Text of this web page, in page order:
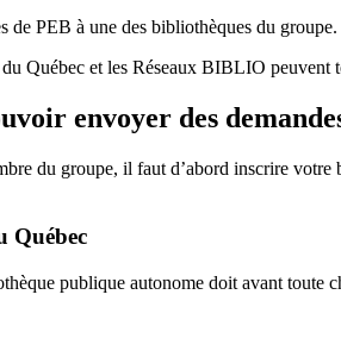
de PEB à une des bibliothèques du groupe.
Québec et les Réseaux BIBLIO
envoyer des
du groupe, il faut d’abord inscrire
Québec
publique autonome doit avant toute